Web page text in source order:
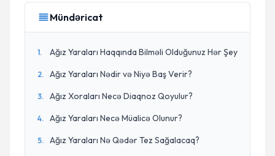
Mündəricat
1. Ağız Yaraları Haqqında Bilməli Olduğunuz Hər Şey
2. Ağız Yaraları Nədir və Niyə Baş Verir?
3. Ağız Xoraları Necə Diaqnoz Qoyulur?
4. Ağız Yaraları Necə Müalicə Olunur?
5. Ağız Yaraları Nə Qədər Tez Sağalacaq?